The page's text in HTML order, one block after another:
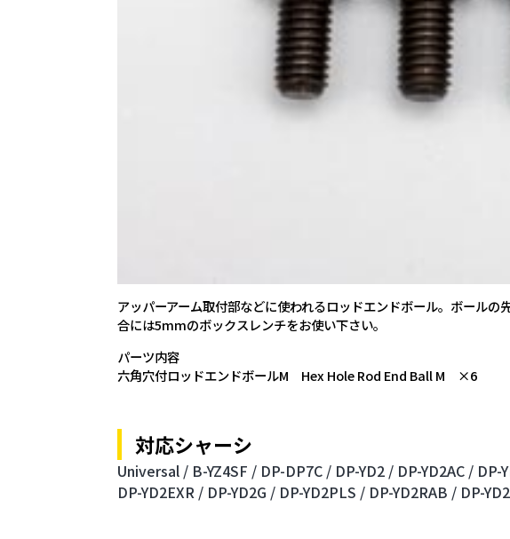
アッパーアーム取付部などに使われるロッドエンドボール。ボール
合には5mmのボックスレンチをお使い下さい。
パーツ内容
六角穴付ロッドエンドボールM Hex Hole Rod End Ball M ×6
対応シャーシ
Universal / B-YZ4SF / DP-DP7C / DP-YD2 / DP-YD2AC / DP-
DP-YD2EXR / DP-YD2G / DP-YD2PLS / DP-YD2RAB / DP-